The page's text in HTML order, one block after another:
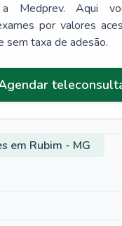
Medprev. Aqui
por valores
sem taxa de adesão.
em Rubim - MG